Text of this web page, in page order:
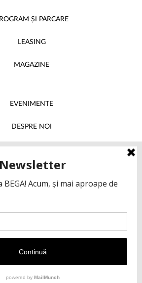
ȘI PARCARE
LEASING
MAGAZINE
EVENIMENTE
DESPRE NOI
INSTAGRAM
FACEBOOK
Toate drepturile rezervate.
Politică cookie-uri (UE)